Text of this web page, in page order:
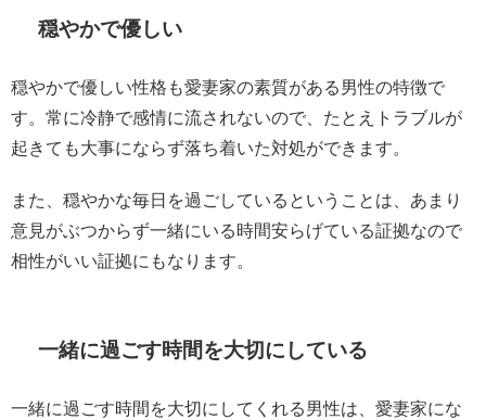
穏やかで優しい
穏やかで優しい性格も愛妻家の素質がある男性の特徴で
す。常に冷静で感情に流されないので、たとえトラブルが
起きても大事にならず落ち着いた対処ができます。
また、穏やかな毎日を過ごしているということは、あまり
意見がぶつからず一緒にいる時間安らげている証拠なので
相性がいい証拠にもなります。
一緒に過ごす時間を大切にしている
一緒に過ごす時間を大切にしてくれる男性は、愛妻家にな